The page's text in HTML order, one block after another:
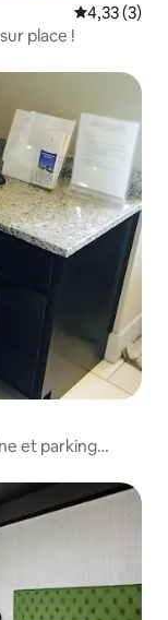
Évaluation
4,33 (3)
place !
et parking